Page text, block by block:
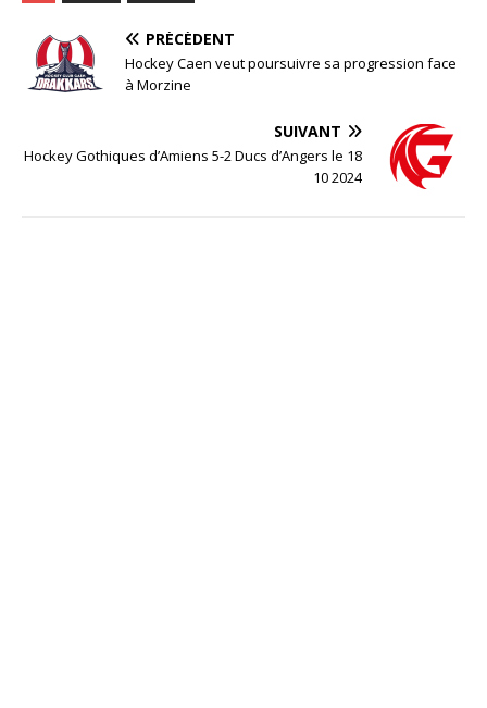
PRÉCÉDENT
Hockey Caen veut poursuivre sa progression face
à Morzine
SUIVANT
Hockey Gothiques d’Amiens 5-2 Ducs d’Angers le 18
10 2024